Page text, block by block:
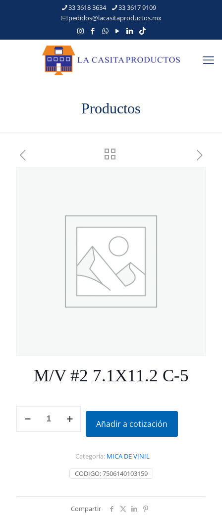
33 3618 3634
33 3617 9109
pedidos@lacasitaproductos.mx
Productos
M/V #2 7.1X11.2 C-5
Añadir a cotización
CODIGO:7506140103159
Categoría: MICA DE VINIL
Compartir